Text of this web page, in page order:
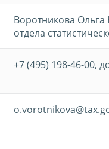
Воротникова
отдела
+7 (495) 198-46-00,